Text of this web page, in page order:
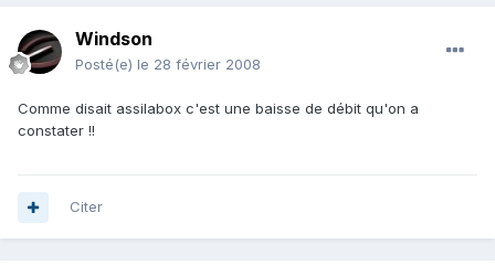
Windson
Posté(e) le 28 février 2008
Comme disait assilabox c'est une baisse de débit qu'on a
constater !!
Citer